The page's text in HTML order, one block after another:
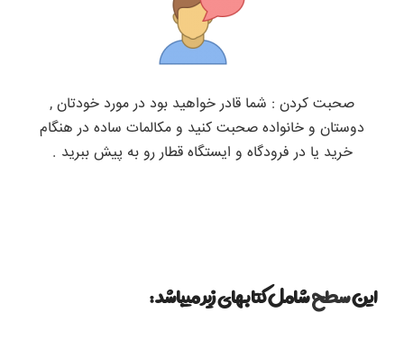
صحبت کردن : شما قادر خواهید بود در مورد خودتان ,
دوستان و خانواده صحبت کنید و مکالمات ساده در هنگام
خرید یا در فرودگاه و ایستگاه قطار رو به پیش ببرید .
اینسطحشامل کتابهای زیر میباشد :